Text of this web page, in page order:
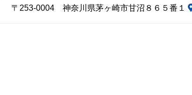
〒253-0004 神奈川県茅ヶ崎市甘沼８６５番１